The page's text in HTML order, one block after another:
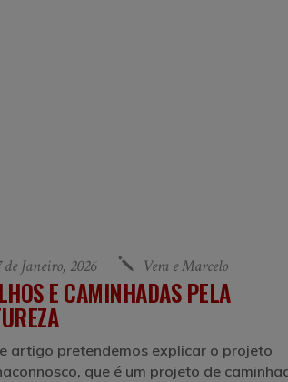
de Janeiro, 2026 Vera e Marcelo
E CAMINHADAS PELA
artigo pretendemos explicar o projeto
que é um projeto de